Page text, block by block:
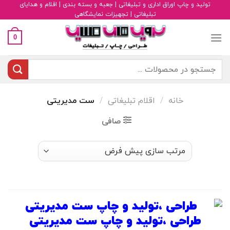
به
تولید و چاپ اوراق اداری و تبلیغاتی | جعبه و بسته بندی | اقلام و هدایای
تبلیغاتی | تجهیزات نمایشگاهی
0
جستجو
برای:
خانه / اقلام تبلیغاتی / ست مدیریتی
صافی
طراحی ،تولید و چاپ ست مدیریتی